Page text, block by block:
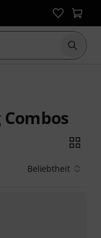
Suche
Beliebtheit